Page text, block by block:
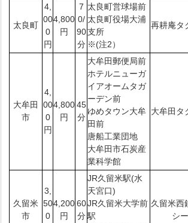
太良町
4,
00
0
円
4,800
円
7
0/
90
分
太良町営球場前
太良町役場大浦
支所
※(注2）
再耕庵タ
大牟田
市
4,
00
0
円
4,800
円
45
分
大牟田郵便局前
ホテルニューガ
イアオームタガ
ーデン前
ゆめタウン大牟
田前
唐船工業団地
大牟田市石炭産
業科学館
大牟田タ
久留米
市
3,
50
0
4,200
円
60
分
JR久留米駅(水
天宮口)
JR久留米大学前
駅
久留米西
シー